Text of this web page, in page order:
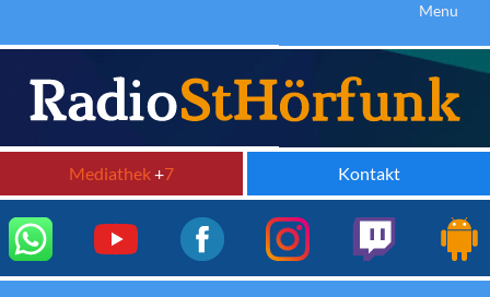
Menu
Mediathek+7 Kontakt